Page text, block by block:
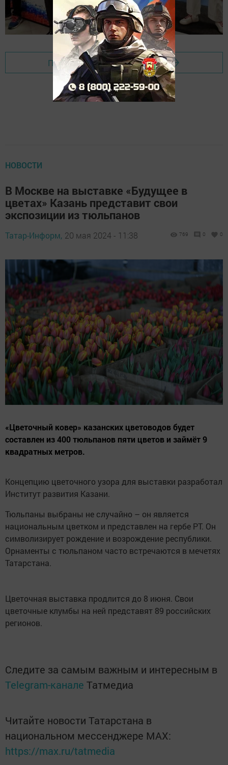
Перейти на страницу новости
НОВОСТИ
В Москве на выставке «Будущее в
цветах» Казань представит свои
экспозиции из тюльпанов
Татар-Информ, 20 мая 2024 - 11:38 769 0 0
«Цветочный ковер» казанских цветоводов будет
составлен из 400 тюльпанов пяти цветов и займёт 9
квадратных метров.
Концепцию цветочного узора для выставки разработал
Институт развития Казани.
Тюльпаны выбраны не случайно – он является
национальным цветком и представлен на гербе РТ. Он
символизирует рождение и возрождение республики.
Орнаменты с тюльпаном часто встречаются в мечетях
Татарстана.
Цветочная выставка продлится до 8 июня. Свои
цветочные клумбы на ней представят 89 российских
регионов.
Следите за самым важным и интересным в
Telegram-канале Татмедиа
Читайте новости Татарстана в
национальном мессенджере MАХ:
https://max.ru/tatmedia